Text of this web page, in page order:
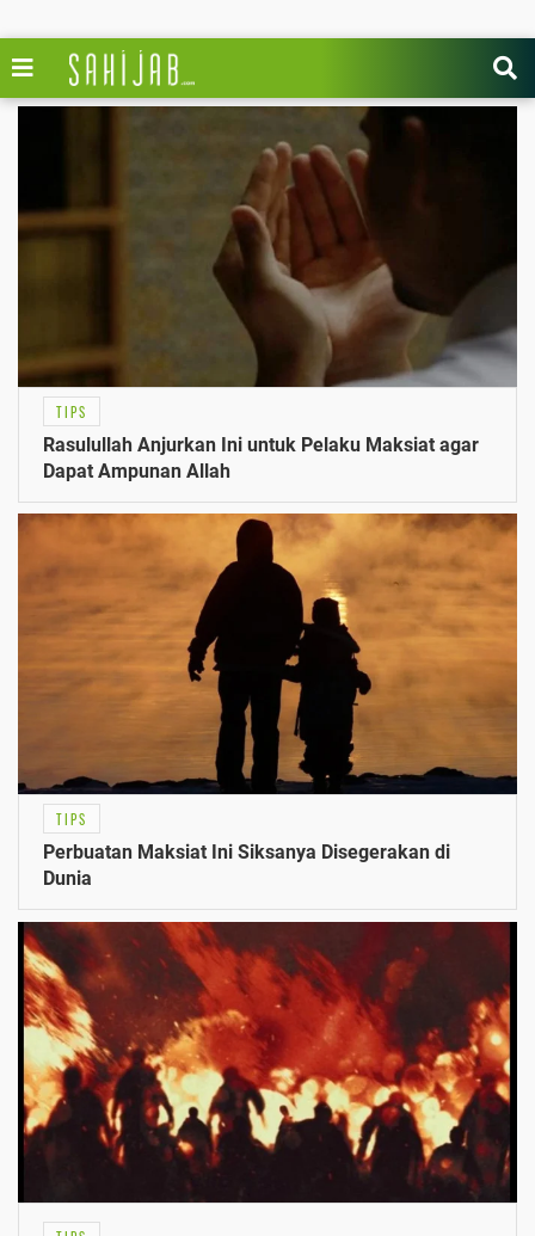
TIPS
Rasulullah Anjurkan Ini untuk Pelaku Maksiat agar
Dapat Ampunan Allah
TIPS
Perbuatan Maksiat Ini Siksanya Disegerakan di
Dunia